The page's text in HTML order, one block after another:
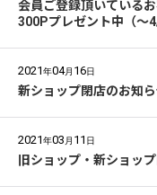
会員ご登録頂いている
300Pプレゼント中（～
2021年04月 16日
新ショップ閉店のお知
2021年03月 11 日
旧ショップ・新ショッ